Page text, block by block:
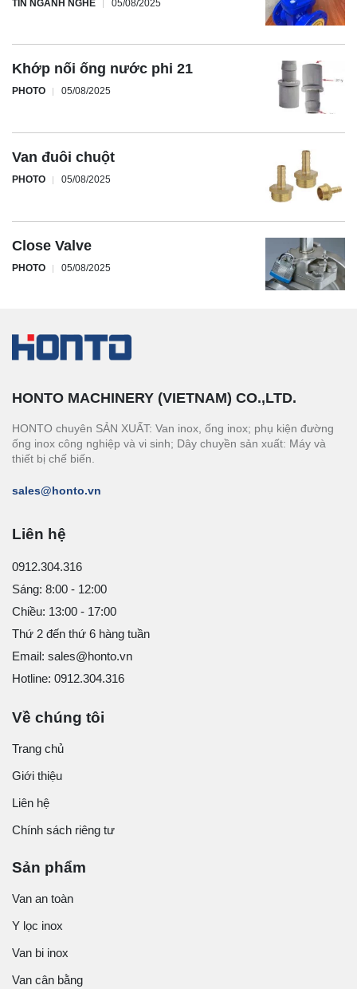
TIN NGÀNH NGHỀ 05/08/2025
Khớp nối ống nước phi 21
PHOTO 05/08/2025
Van đuôi chuột
PHOTO 05/08/2025
Close Valve
PHOTO 05/08/2025
HONTO MACHINERY (VIETNAM) CO.,LTD.
HONTO chuyên SẢN XUẤT: Van inox, ống inox; phụ kiện đường
ống inox công nghiệp và vi sinh; Dây chuyền sản xuất: Máy và
thiết bị chế biến.
sales@honto.vn
Liên hệ
0912.304.316
Sáng: 8:00 - 12:00
Chiều: 13:00 - 17:00
Thứ 2 đến thứ 6 hàng tuần
Email: sales@honto.vn
Hotline: 0912.304.316
Về chúng tôi
Trang chủ
Giới thiệu
Liên hệ
Chính sách riêng tư
Sản phẩm
Van an toàn
Y lọc inox
Van bi inox
Van cân bằng